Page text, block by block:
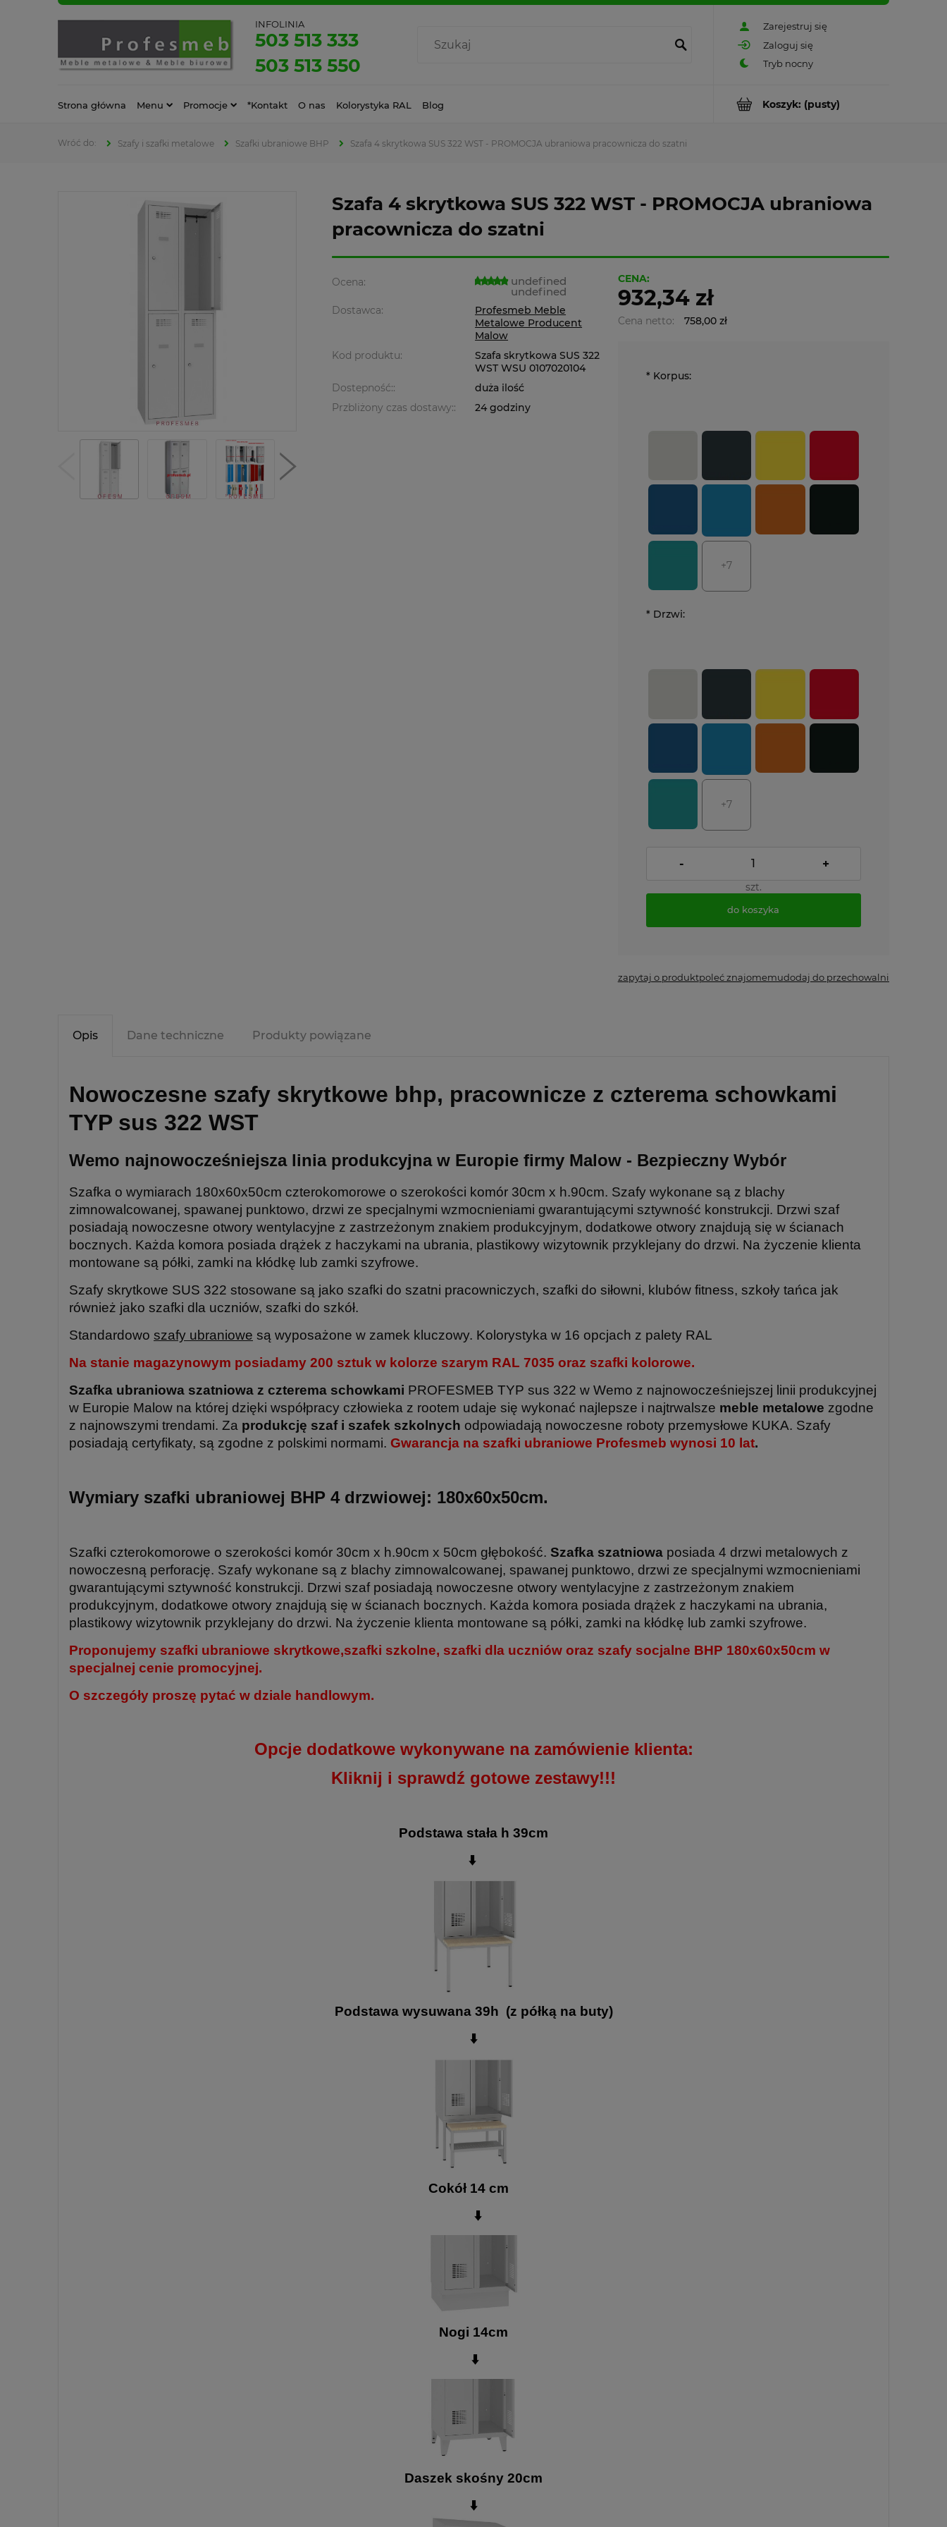
Zarejestruj się
Zaloguj się
INFOLINIA
503 513 333
503 513 550
Koszyk: (pusty)
Strona główna Menu Promocje *Kontakt O nas Kolorystyka RAL Blog
Szafy i szafki metalowe Szafki ubraniowe BHP Szafa 4 skrytkowa SUS 322 WST - PROMOCJA ubraniowa pracownicza do szatni
Szafa 4 skrytkowa SUS 322 WST - PROMOCJA ubraniowa
pracownicza do szatni
Ocena: undefined
undefined
Dostawca:
Profesmeb Meble
Metalowe Producent
Malow
Kod produktu:
Szafa skrytkowa SUS 322
WST WSU 0107020104
Dostepność::
duża ilość
Przbliżony czas dostawy::
24 godziny
CENA:
932,34 zł
Cena netto: 758,00 zł
* Korpus:
+7
* Drzwi:
+7
- +
szt.
do koszyka
zapytaj o produktpoleć znajomemudodaj do przechowalni
Opis Dane techniczne Produkty powiązane
Nowoczesne szafy skrytkowe bhp, pracownicze z czterema schowkami
TYP sus 322 WST
Wemo najnowocześniejsza linia produkcyjna w Europie firmy Malow - Bezpieczny Wybór
Szafka o wymiarach 180x60x50cm czterokomorowe o szerokości komór 30cm x h.90cm. Szafy wykonane są z blachy
zimnowalcowanej, spawanej punktowo, drzwi ze specjalnymi wzmocnieniami gwarantującymi sztywność konstrukcji. Drzwi szaf
posiadają nowoczesne otwory wentylacyjne z zastrzeżonym znakiem produkcyjnym, dodatkowe otwory znajdują się w ścianach
bocznych. Każda komora posiada drążek z haczykami na ubrania, plastikowy wizytownik przyklejany do drzwi. Na życzenie klienta
montowane są półki, zamki na kłódkę lub zamki szyfrowe.
Szafy skrytkowe SUS 322 stosowane są jako szafki do szatni pracowniczych, szafki do siłowni, klubów fitness, szkoły tańca jak
również jako szafki dla uczniów, szafki do szkół.
Standardowo szafy ubraniowe są wyposażone w zamek kluczowy. Kolorystyka w 16 opcjach z palety RAL
Na stanie magazynowym posiadamy 200 sztuk w kolorze szarym RAL 7035 oraz szafki kolorowe.
Szafka ubraniowa szatniowa z czterema schowkami PROFESMEB TYP sus 322 w Wemo z najnowocześniejszej linii produkcyjnej
w Europie Malow na której dzięki współpracy człowieka z rootem udaje się wykonać najlepsze i najtrwalsze meble metalowe zgodne
z najnowszymi trendami. Za produkcję szaf i szafek szkolnych odpowiadają nowoczesne roboty przemysłowe KUKA. Szafy
posiadają certyfikaty, są zgodne z polskimi normami. Gwarancja na szafki ubraniowe Profesmeb wynosi 10 lat.
Wymiary szafki ubraniowej BHP 4 drzwiowej: 180x60x50cm.
Szafki czterokomorowe o szerokości komór 30cm x h.90cm x 50cm głębokość. Szafka szatniowa posiada 4 drzwi metalowych z
nowoczesną perforację. Szafy wykonane są z blachy zimnowalcowanej, spawanej punktowo, drzwi ze specjalnymi wzmocnieniami
gwarantującymi sztywność konstrukcji. Drzwi szaf posiadają nowoczesne otwory wentylacyjne z zastrzeżonym znakiem
produkcyjnym, dodatkowe otwory znajdują się w ścianach bocznych. Każda komora posiada drążek z haczykami na ubrania,
plastikowy wizytownik przyklejany do drzwi. Na życzenie klienta montowane są półki, zamki na kłódkę lub zamki szyfrowe.
Proponujemy szafki ubraniowe skrytkowe,szafki szkolne, szafki dla uczniów oraz szafy socjalne BHP 180x60x50cm w
specjalnej cenie promocyjnej.
O szczegóły proszę pytać w dziale handlowym.
Opcje dodatkowe wykonywane na zamówienie klienta:
Kliknij i sprawdź gotowe zestawy!!!
Podstawa stała h 39cm
⬇️
Podstawa wysuwana 39h (z półką na buty)
⬇️
Cokół 14 cm
⬇️
Nogi 14cm
⬇️
Daszek skośny 20cm
⬇️